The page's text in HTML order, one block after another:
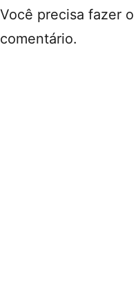
Você precisa fazer o
comentário.